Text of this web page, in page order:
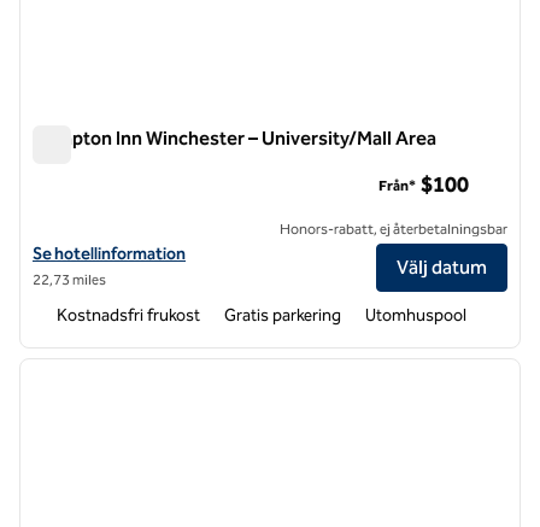
Hampton Inn Winchester – University/Mall Area
Visa hotelldetaljer för Hampton Inn Winchester-University/Mall Area
Se hotellinformation
22,73 miles
Från* $100
Honors-rabatt, ej återbetalningsbar
Välj datum
Kostnadsfri frukost Gratis parkering Utomhuspool
1 av 3
nästa